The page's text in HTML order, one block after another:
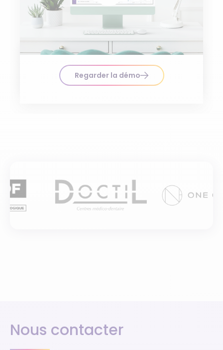
Regarder la démo
Nous contacter